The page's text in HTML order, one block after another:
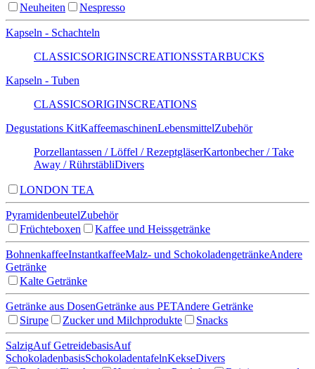
Neuheiten
Nespresso
Kapseln - Schachteln
CLASSICSORIGINSCREATIONSSTARBUCKS
Kapseln - Tuben
CLASSICSORIGINSCREATIONS
Degustations KitKaffeemaschinenLebensmittelZubehör
Porzellantassen / Löffel / RezeptgläserKartonbecher / Take
Away / RührstäbliDivers
LONDON TEA
PyramidenbeutelZubehör
Früchteboxen
Kaffee und Heissgetränke
BohnenkaffeeInstantkaffeeMalz- und SchokoladengetränkeAndere
Getränke
Kalte Getränke
Getränke aus DosenGetränke aus PETAndere Getränke
Sirupe
Zucker und Milchprodukte Snacks
SalzigAuf GetreidebasisAuf
SchokoladenbasisSchokoladentafelnKekseDivers